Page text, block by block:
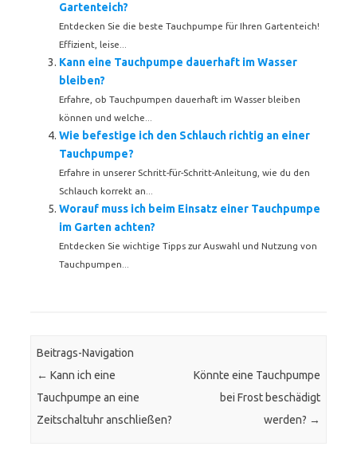
Gartenteich?
Entdecken Sie die beste Tauchpumpe für Ihren Gartenteich!
Effizient, leise...
Kann eine Tauchpumpe dauerhaft im Wasser
bleiben?
Erfahre, ob Tauchpumpen dauerhaft im Wasser bleiben
können und welche...
Wie befestige ich den Schlauch richtig an einer
Tauchpumpe?
Erfahre in unserer Schritt-für-Schritt-Anleitung, wie du den
Schlauch korrekt an...
Worauf muss ich beim Einsatz einer Tauchpumpe
im Garten achten?
Entdecken Sie wichtige Tipps zur Auswahl und Nutzung von
Tauchpumpen...
Beitrags-Navigation
← Kann ich eine
Tauchpumpe an eine
Zeitschaltuhr anschließen?
Könnte eine Tauchpumpe
bei Frost beschädigt
werden? →